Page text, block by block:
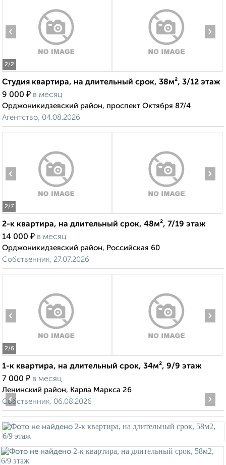
2/2
‹ ›
Студия квартира, на длительный срок, 38м², 3/12 этаж
9 000 ₽ в месяц
Орджоникидзевский район, проспект Октября 87/4
Агентство, 04.08.2026
2/7
‹ ›
2-к квартира, на длительный срок, 48м², 7/19 этаж
14 000 ₽ в месяц
Орджоникидзевский район, Российская 60
Собственник, 27.07.2026
2/6
‹ ›
1-к квартира, на длительный срок, 34м², 9/9 этаж
7 000 ₽ в месяц
Ленинский район, Карла Маркса 26
Собственник, 06.08.2026
‹ ›